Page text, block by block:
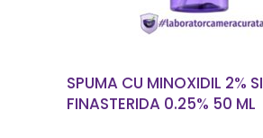
SPUMA CU MINOXIDIL 2% SI
FINASTERIDA 0.25% 50 ML